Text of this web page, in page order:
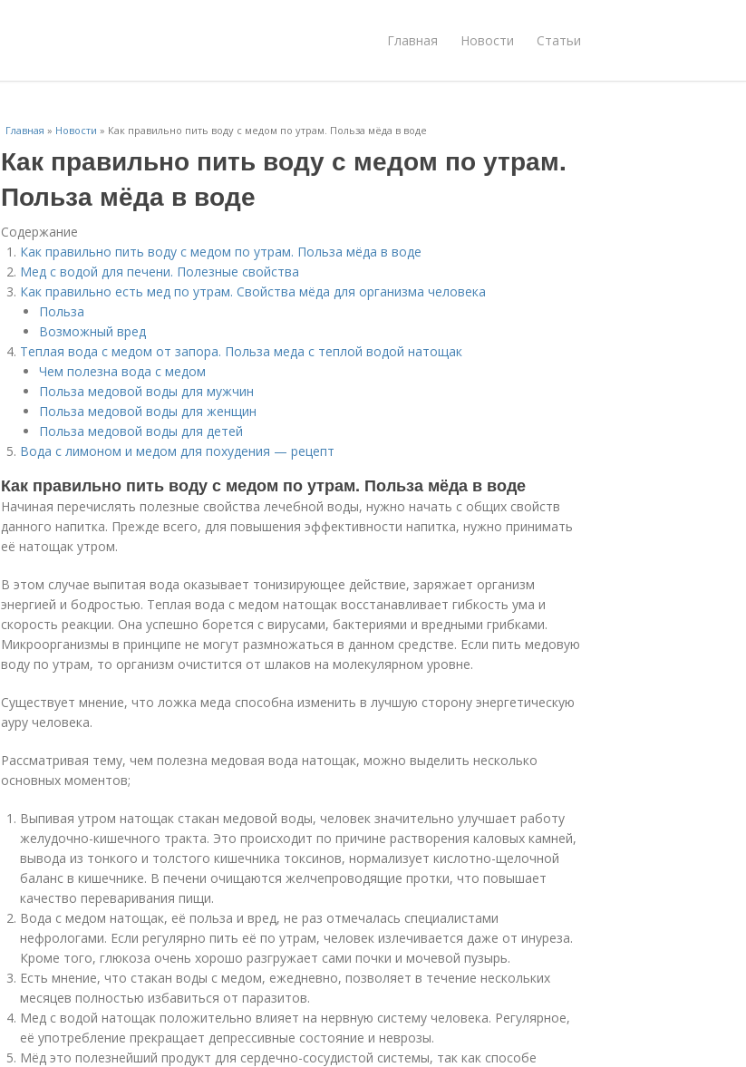
Главная Новости Статьи
Главная » Новости » Как правильно пить воду с медом по утрам. Польза мёда в воде
Как правильно пить воду с медом по утрам.
Польза мёда в воде
Содержание
Как правильно пить воду с медом по утрам. Польза мёда в воде
Мед с водой для печени. Полезные свойства
Как правильно есть мед по утрам. Свойства мёда для организма человека
Польза
Возможный вред
Теплая вода с медом от запора. Польза меда с теплой водой натощак
Чем полезна вода с медом
Польза медовой воды для мужчин
Польза медовой воды для женщин
Польза медовой воды для детей
Вода с лимоном и медом для похудения — рецепт
Как правильно пить воду с медом по утрам. Польза мёда в воде
Начиная перечислять полезные свойства лечебной воды, нужно начать с общих свойств
данного напитка. Прежде всего, для повышения эффективности напитка, нужно принимать
её натощак утром.
В этом случае выпитая вода оказывает тонизирующее действие, заряжает организм
энергией и бодростью. Теплая вода с медом натощак восстанавливает гибкость ума и
скорость реакции. Она успешно борется с вирусами, бактериями и вредными грибками.
Микроорганизмы в принципе не могут размножаться в данном средстве. Если пить медовую
воду по утрам, то организм очистится от шлаков на молекулярном уровне.
Существует мнение, что ложка меда способна изменить в лучшую сторону энергетическую
ауру человека.
Рассматривая тему, чем полезна медовая вода натощак, можно выделить несколько
основных моментов;
Выпивая утром натощак стакан медовой воды, человек значительно улучшает работу
желудочно-кишечного тракта. Это происходит по причине растворения каловых камней,
вывода из тонкого и толстого кишечника токсинов, нормализует кислотно-щелочной
баланс в кишечнике. В печени очищаются желчепроводящие протки, что повышает
качество переваривания пищи.
Вода с медом натощак, её польза и вред, не раз отмечалась специалистами
нефрологами. Если регулярно пить её по утрам, человек излечивается даже от инуреза.
Кроме того, глюкоза очень хорошо разгружает сами почки и мочевой пузырь.
Есть мнение, что стакан воды с медом, ежедневно, позволяет в течение нескольких
месяцев полностью избавиться от паразитов.
Мед с водой натощак положительно влияет на нервную систему человека. Регулярное,
её употребление прекращает депрессивные состояние и неврозы.
Мёд это полезнейший продукт для сердечно-сосудистой системы, так как способе